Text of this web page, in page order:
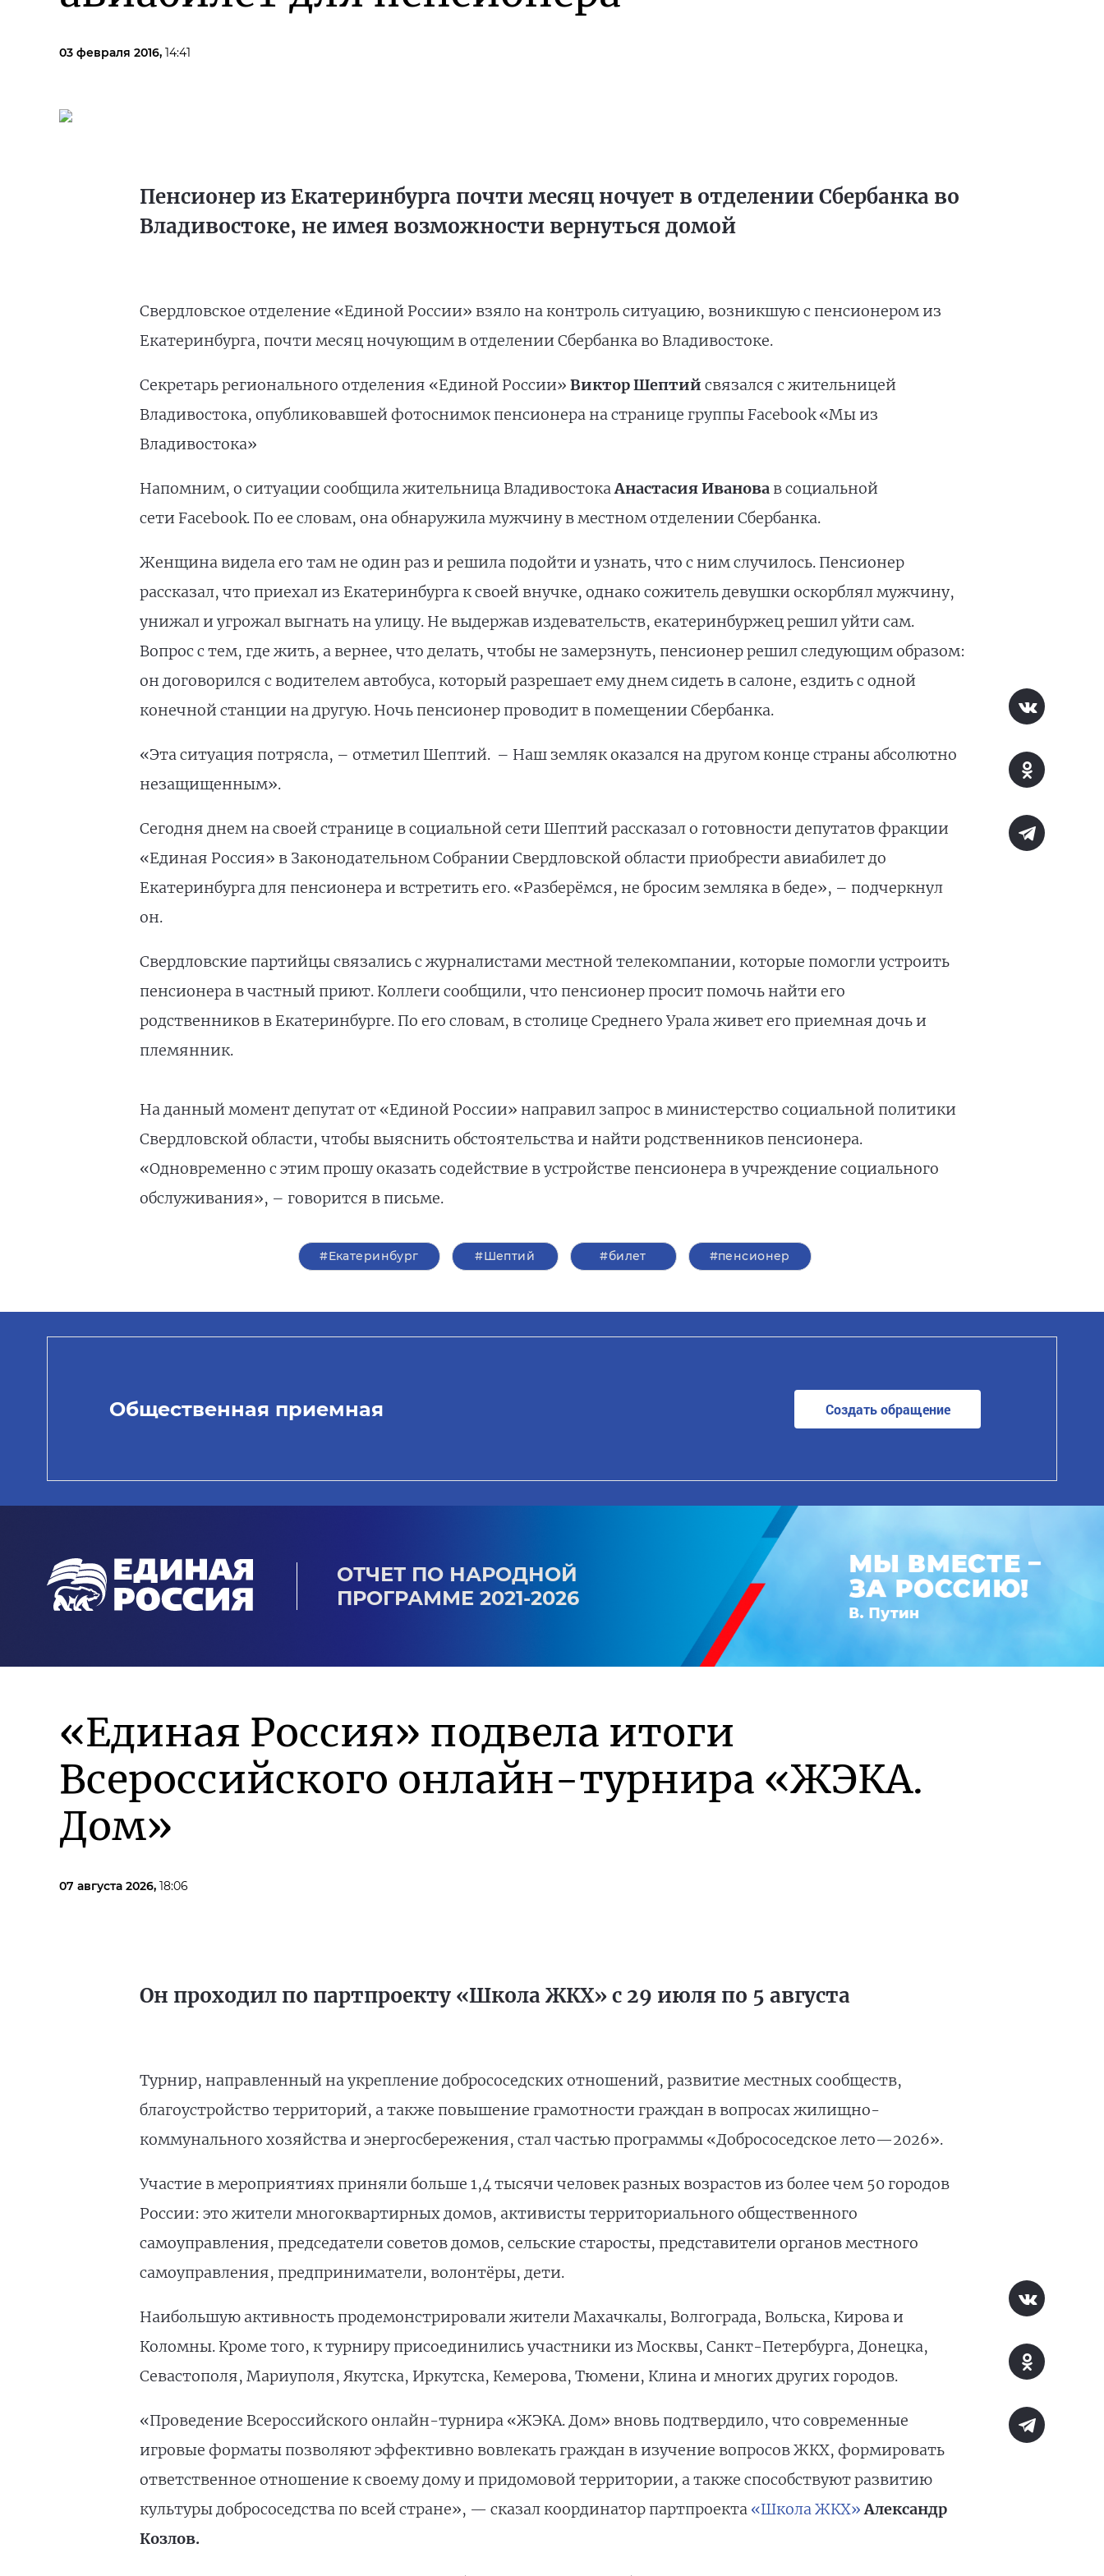
03 февраля 2016, 14:41
Пенсионер из Екатеринбурга почти месяц ночует в отделении Сбербанка во
Владивостоке, не имея возможности вернуться домой
Свердловское отделение «Единой России» взяло на контроль ситуацию, возникшую с пенсионером из
Екатеринбурга, почти месяц ночующим в отделении Сбербанка во Владивостоке.
Секретарь регионального отделения «Единой России» Виктор Шептий связался с жительницей
Владивостока, опубликовавшей фотоснимок пенсионера на странице группы Facebook «Мы из
Владивостока»
Напомним, о ситуации сообщила жительница ВладивостокаАнастасия Ивановав социальной
сети Facebook. По ее словам, она обнаружила мужчину в местном отделении Сбербанка.
Женщина видела его там не один раз и решила подойти и узнать, что с ним случилось. Пенсионер
рассказал, что приехал из Екатеринбурга к своей внучке, однако сожитель девушки оскорблял мужчину,
унижал и угрожал выгнать на улицу. Не выдержав издевательств, екатеринбуржец решил уйти сам.
Вопрос с тем, где жить, а вернее, что делать, чтобы не замерзнуть, пенсионер решил следующим образом:
он договорился с водителем автобуса, который разрешает ему днем сидеть в салоне, ездить с одной
конечной станции на другую. Ночь пенсионер проводит в помещении Сбербанка.
«Эта ситуация потрясла, – отметил Шептий. – Наш земляк оказался на другом конце страны абсолютно
незащищенным».
Сегодня днем на своей странице в социальной сети Шептий рассказал о готовности депутатов фракции
«Единая Россия» в Законодательном Собрании Свердловской области приобрести авиабилет до
Екатеринбурга для пенсионера и встретить его. «Разберёмся, не бросим земляка в беде», – подчеркнул
он.
Свердловские партийцы связались с журналистами местной телекомпании, которые помогли устроить
пенсионера в частный приют. Коллеги сообщили, что пенсионер просит помочь найти его
родственников в Екатеринбурге. По его словам, в столице Среднего Урала живет его приемная дочь и
племянник.
На данный момент депутат от «Единой России» направил запрос в министерство социальной политики
Свердловской области, чтобы выяснить обстоятельства и найти родственников пенсионера.
«Одновременно с этим прошу оказать содействие в устройстве пенсионера в учреждение социального
обслуживания», – говорится в письме.
#Екатеринбург #Шептий #билет #пенсионер
Общественная приемная Создать обращение
ОТЧЕТ ПО НАРОДНОЙ
ПРОГРАММЕ 2021-2026
«Единая Россия» подвела итоги
Всероссийского онлайн-турнира «ЖЭКА.
Дом»
07 августа 2026, 18:06
Он проходил по партпроекту «Школа ЖКХ» с 29 июля по 5 августа
Турнир, направленный на укрепление добрососедских отношений, развитие местных сообществ,
благоустройство территорий, а также повышение грамотности граждан в вопросах жилищно-
коммунального хозяйства и энергосбережения, стал частью программы «Добрососедское лето—2026».
Участие в мероприятиях приняли больше 1,4 тысячи человек разных возрастов из более чем 50 городов
России: это жители многоквартирных домов, активисты территориального общественного
самоуправления, председатели советов домов, сельские старосты, представители органов местного
самоуправления, предприниматели, волонтёры, дети.
Наибольшую активность продемонстрировали жители Махачкалы, Волгограда, Вольска, Кирова и
Коломны. Кроме того, к турниру присоединились участники из Москвы, Санкт-Петербурга, Донецка,
Севастополя, Мариуполя, Якутска, Иркутска, Кемерова, Тюмени, Клина и многих других городов.
«Проведение Всероссийского онлайн-турнира «ЖЭКА. Дом» вновь подтвердило, что современные
игровые форматы позволяют эффективно вовлекать граждан в изучение вопросов ЖКХ, формировать
ответственное отношение к своему дому и придомовой территории, а также способствуют развитию
культуры добрососедства по всей стране», — сказал координатор партпроекта «Школа ЖКХ»Александр
Козлов.